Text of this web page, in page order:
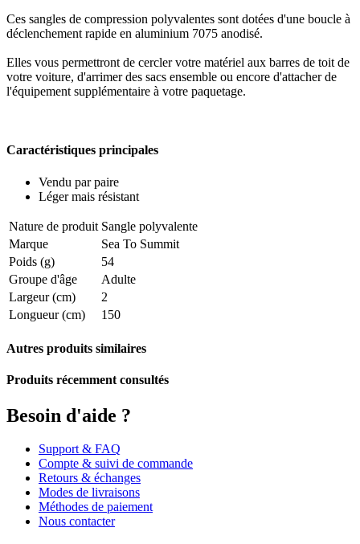
Ces sangles de compression polyvalentes sont dotées d'une boucle à
déclenchement rapide en aluminium 7075 anodisé.
Elles vous permettront de cercler votre matériel aux barres de toit de
votre voiture, d'arrimer des sacs ensemble ou encore d'attacher de
l'équipement supplémentaire à votre paquetage.
Caractéristiques principales
Vendu par paire
Léger mais résistant
Nature de produit Sangle polyvalente
Marque
Sea To Summit
Poids (g)
54
Groupe d'âge
Adulte
Largeur (cm)
2
Longueur (cm)
150
Autres produits similaires
Produits récemment consultés
Besoin d'aide ?
Support & FAQ
Compte & suivi de commande
Retours & échanges
Modes de livraisons
Méthodes de paiement
Nous contacter